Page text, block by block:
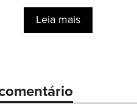
Leia mais